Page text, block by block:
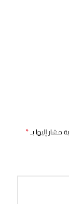
مشار إليها بـ*